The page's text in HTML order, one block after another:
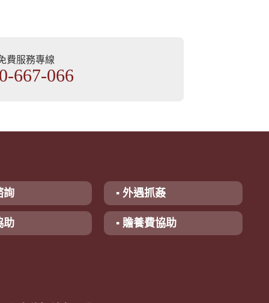
費服務專線
667-066
詢 ▪ 外遇抓姦
助 ▪ 贍養費協助